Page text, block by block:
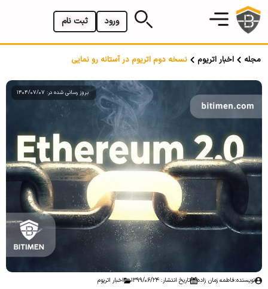
ثبت نام ورود
مجله اخبار اتریوم نسخه دوم اتریوم در آستانه رو نمایی
بروز رسانی شده در: 1404/07/07
نویسنده:فاطمه زمان زاده تاریخ انتشار: 1399/06/24 اخبار اتریوم